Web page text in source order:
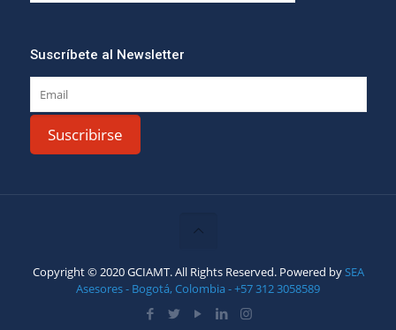
Suscríbete al Newsletter
Copyright © 2020 GCIAMT. All Rights Reserved. Powered bySEA
Asesores - Bogotá, Colombia - +57 312 3058589